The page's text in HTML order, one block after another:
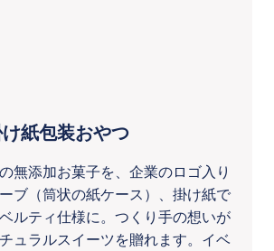
紙包装おやつ
無添加お菓子を、企業のロゴ入り
ブ（筒状の紙ケース）、掛け紙で
ルティ仕様に。つくり手の想いが
ュラルスイーツを贈れます。イベ